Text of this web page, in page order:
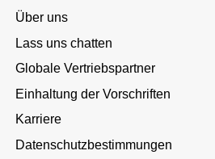
Über uns
Lass uns chatten
Globale Vertriebspartner
Einhaltung der Vorschriften
Karriere
Datenschutzbestimmungen